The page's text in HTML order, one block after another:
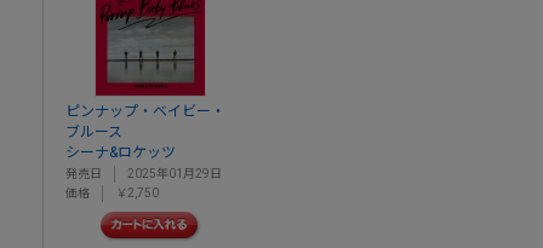
ピンナップ・ベイビー・
ブルース
シーナ&ロケッツ
発売日
2025年01月29日
価格
￥2,750